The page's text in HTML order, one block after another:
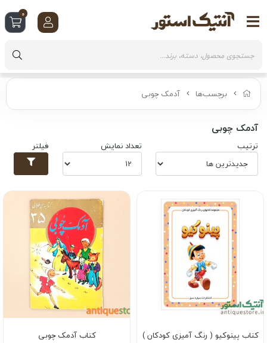
برچسب‌ها آدمک چوبی
آدمک چوبی
ترتیب تعداد نمایش فیلتر
کتاب پینوکیو ( رنگ آمیزی کودکان ) کتاب آدمک چوبی
0